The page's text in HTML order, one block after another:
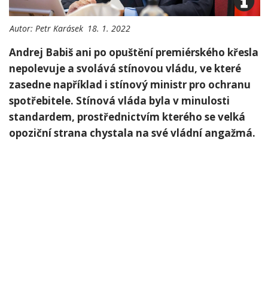
Autor: Petr Karásek 18. 1. 2022
Andrej Babiš ani po opuštění premiérského křesla
nepolevuje a svolává stínovou vládu, ve které
zasedne například i stínový ministr pro ochranu
spotřebitele. Stínová vláda byla v minulosti
standardem, prostřednictvím kterého se velká
opoziční strana chystala na své vládní angažmá.